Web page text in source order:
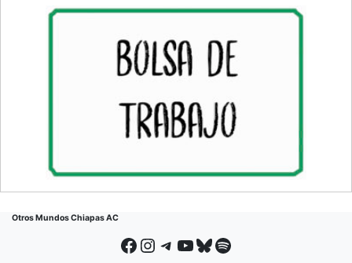
Otros Mundos Chiapas AC
Facebook Instagram Telegram YouTube Bluesky Spotify